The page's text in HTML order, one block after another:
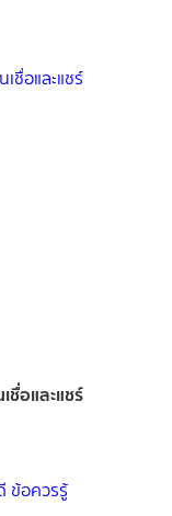
ชื่อและแชร์